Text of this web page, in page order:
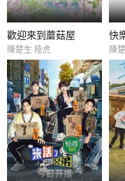
歡迎來到蘑菇屋
陳楚生 陸虎
快
陳